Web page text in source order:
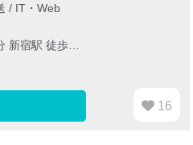
/ IT・Web
新宿駅 徒歩…
16